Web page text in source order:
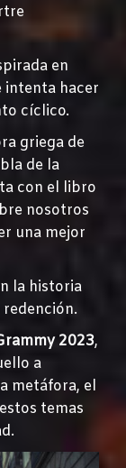
en
intenta hacer
cíclico.
griega de
de la
con el libro
nosotros
una mejor
la historia
2023,
a
metáfora, el
temas